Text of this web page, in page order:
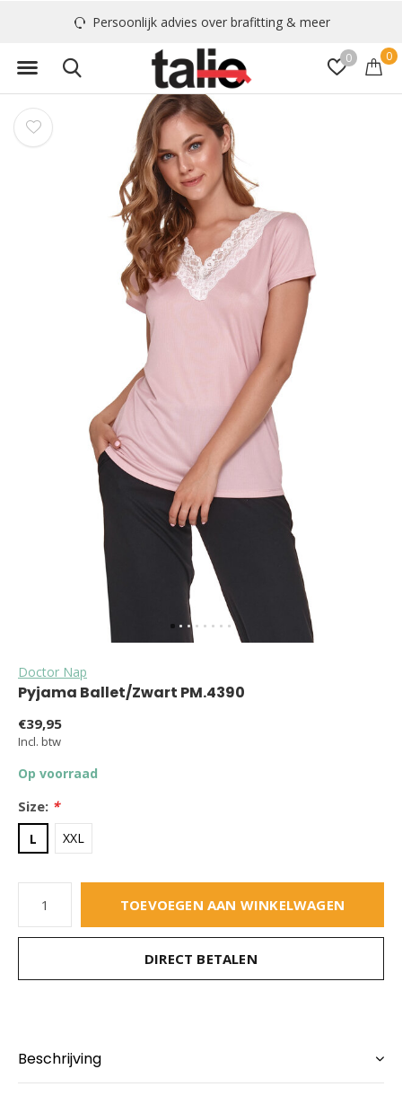
0 0
Persoonlijk advies over brafitting & meer
Doctor Nap
Pyjama Ballet/Zwart PM.4390
€39,95
Incl. btw
Op voorraad
Size: *
L XXL
TOEVOEGEN AAN WINKELWAGEN
DIRECT BETALEN
Beschrijving